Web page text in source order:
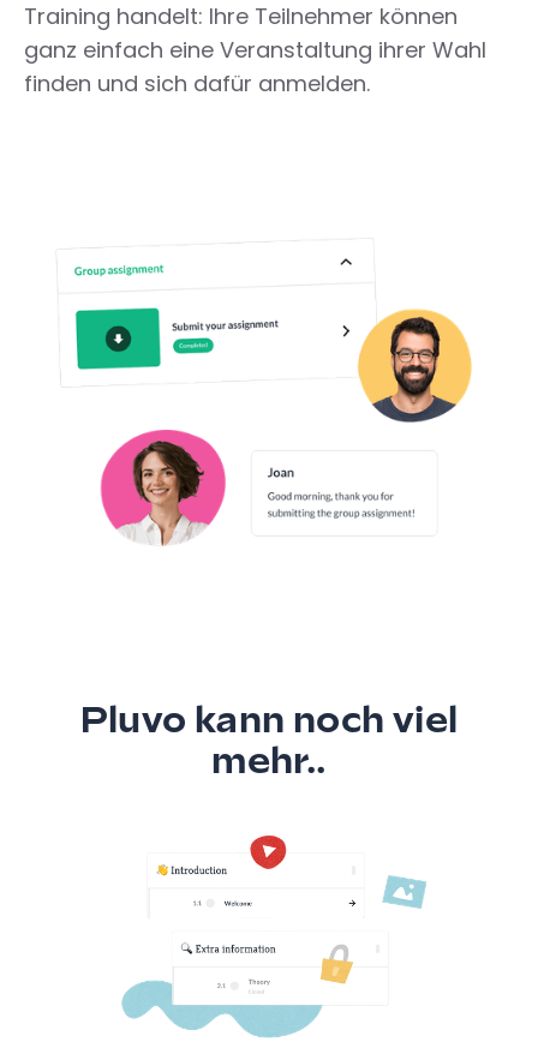
Training handelt: Ihre Teilnehmer können
ganz einfach eine Veranstaltung ihrer Wahl
finden und sich dafür anmelden.
Pluvo kann noch viel
mehr..